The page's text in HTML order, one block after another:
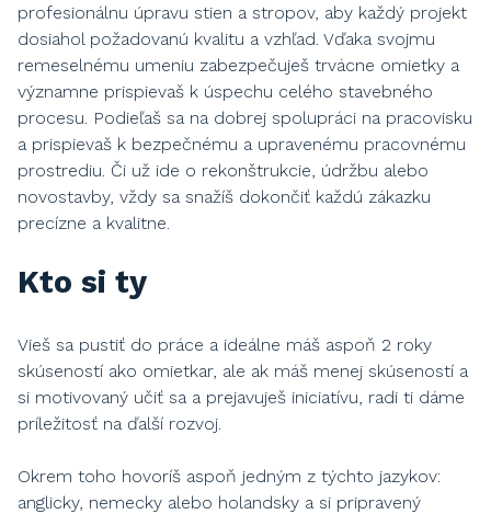
profesionálnu úpravu stien a stropov, aby každý projekt
dosiahol požadovanú kvalitu a vzhľad. Vďaka svojmu
remeselnému umeniu zabezpečuješ trvácne omietky a
významne prispievaš k úspechu celého stavebného
procesu. Podieľaš sa na dobrej spolupráci na pracovisku
a prispievaš k bezpečnému a upravenému pracovnému
prostrediu. Či už ide o rekonštrukcie, údržbu alebo
novostavby, vždy sa snažíš dokončiť každú zákazku
precízne a kvalitne.
Kto si ty
Vieš sa pustiť do práce a ideálne máš aspoň 2 roky
skúseností ako omietkar, ale ak máš menej skúseností a
si motivovaný učiť sa a prejavuješ iniciatívu, radi ti dáme
príležitosť na ďalší rozvoj.
Okrem toho hovoríš aspoň jedným z týchto jazykov:
anglicky, nemecky alebo holandsky a si pripravený